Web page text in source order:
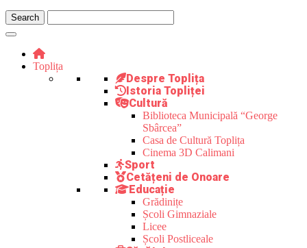
Toplița
Despre Toplița
Istoria Topliței
Cultură
Biblioteca Municipală “George
Sbârcea”
Casa de Cultură Toplița
Cinema 3D Calimani
Sport
Cetățeni de Onoare
Educație
Grădinițe
Școli Gimnaziale
Licee
Școli Postliceale